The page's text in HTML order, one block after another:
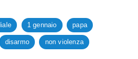
1 gennaio papa
disarmo non violenza